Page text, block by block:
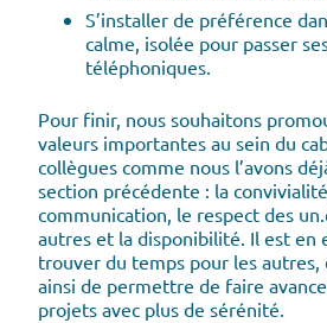
S’installer de préférence
calme, isolée pour passer
téléphoniques.
Pour finir, nous souhaitons
valeurs importantes au sein du
collègues comme nous l’avons
section précédente : la
communication, le respect des
autres et la disponibilité. Il est en
trouver du temps pour les
ainsi de permettre de faire
projets avec plus de sérénité.